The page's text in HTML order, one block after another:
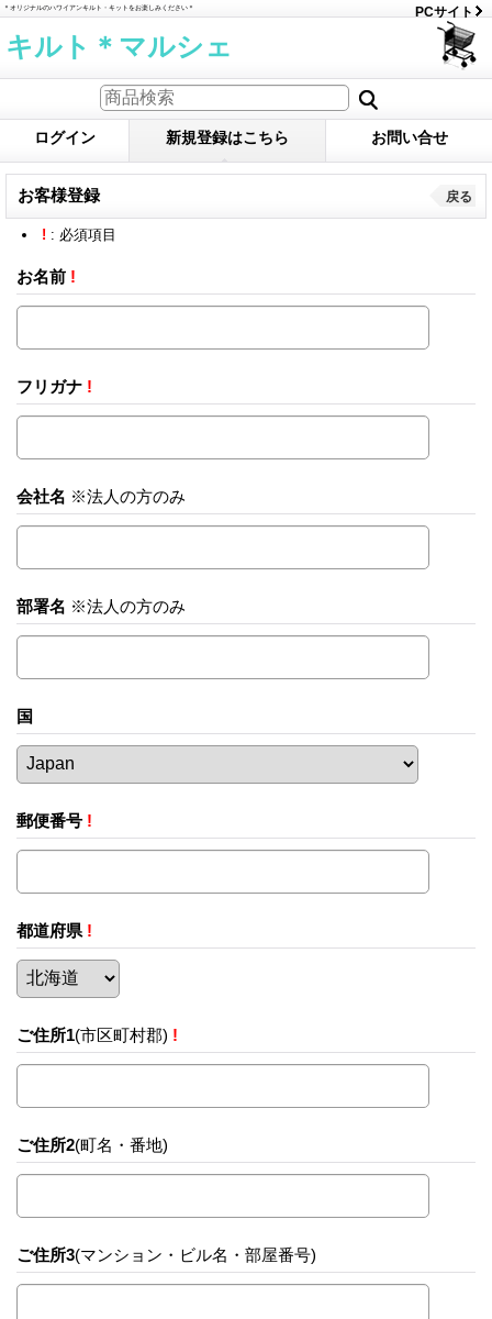
＊オリジナルのハワイアンキルト・キットをお楽しみください＊ PCサイト
キルト＊マルシェ
ログイン 新規登録はこちら お問い合せ
お客様登録 戻る
! : 必須項目
お名前 !
フリガナ !
会社名 ※法人の方のみ
部署名 ※法人の方のみ
国
郵便番号 !
都道府県 !
ご住所1(市区町村郡) !
ご住所2(町名・番地)
ご住所3(マンション・ビル名・部屋番号)